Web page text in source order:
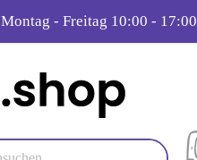
Montag - Freitag 10:00 - 17:00